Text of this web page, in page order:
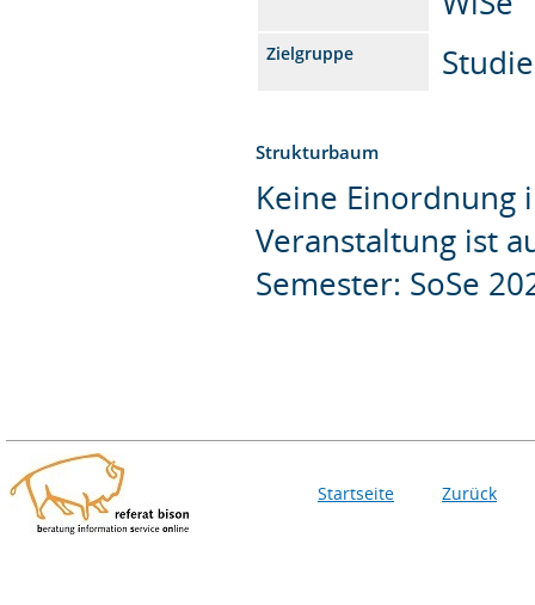
Zielgruppe
Strukturbaum
Keine Einordnung
Veranstaltung ist
Semester: SoSe
Startseite Zurück